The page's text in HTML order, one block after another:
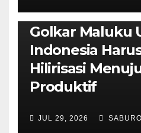
Isi Materi LK-III
Golkar Maluku
Indonesia
Hilirisasi
Produktif
JUL 29, 2026